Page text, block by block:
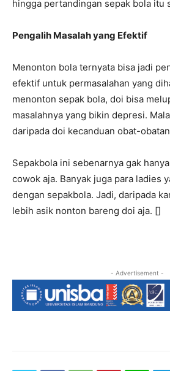
hingga pertandingan sepak bola itu
Pengalih Masalah yang Efektif
Menonton bola ternyata bisa jadi
efektif untuk permasalahan yang
menonton sepak bola, doi bisa
masalahnya yang bikin depresi.
daripada doi kecanduan obat-
Sepakbola ini sebenarnya gak
cowok aja. Banyak juga para ladies
dengan sepakbola. Jadi, daripada
lebih asik nonton bareng doi aja. []
- Advertisement -